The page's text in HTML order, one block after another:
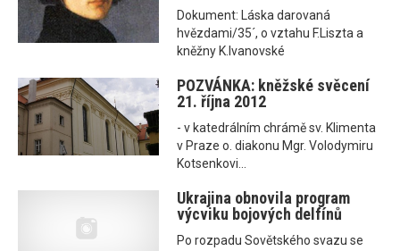
Dokument: Láska darovaná
hvězdami/35´, o vztahu F.Liszta a
kněžny K.Ivanovské
POZVÁNKA: kněžské svěcení
21. října 2012
- v katedrálním chrámě sv. Klimenta
v Praze o. diakonu Mgr. Volodymiru
Kotsenkovi...
Ukrajina obnovila program
výcviku bojových delfínů
Po rozpadu Sovětského svazu se